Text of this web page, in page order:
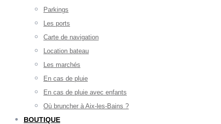
Parkings
Les ports
Carte de navigation
Location bateau
Les marchés
En cas de pluie
En cas de pluie avec enfants
Où bruncher à Aix-les-Bains ?
BOUTIQUE